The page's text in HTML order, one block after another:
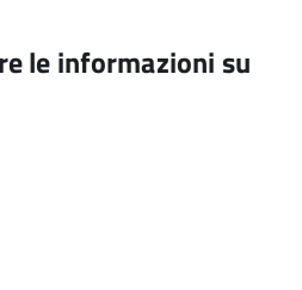
le informazioni su